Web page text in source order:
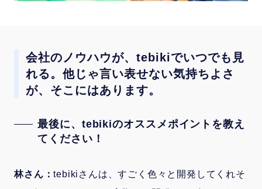
会社のノウハウが、tebikiでいつでも見
れる。他じゃ言い表せない気持ちよさ
が、そこにはあります。
最後に、tebikiのオススメポイントを教え
てください！
林さん：tebikiさんは、すごく色々と開発してくれそ